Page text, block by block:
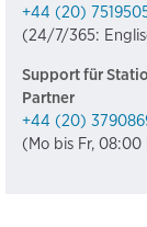
+44 (20)
(24/7/365:
Support für
Partner
+44 (20)
(Mo bis Fr, 08:00